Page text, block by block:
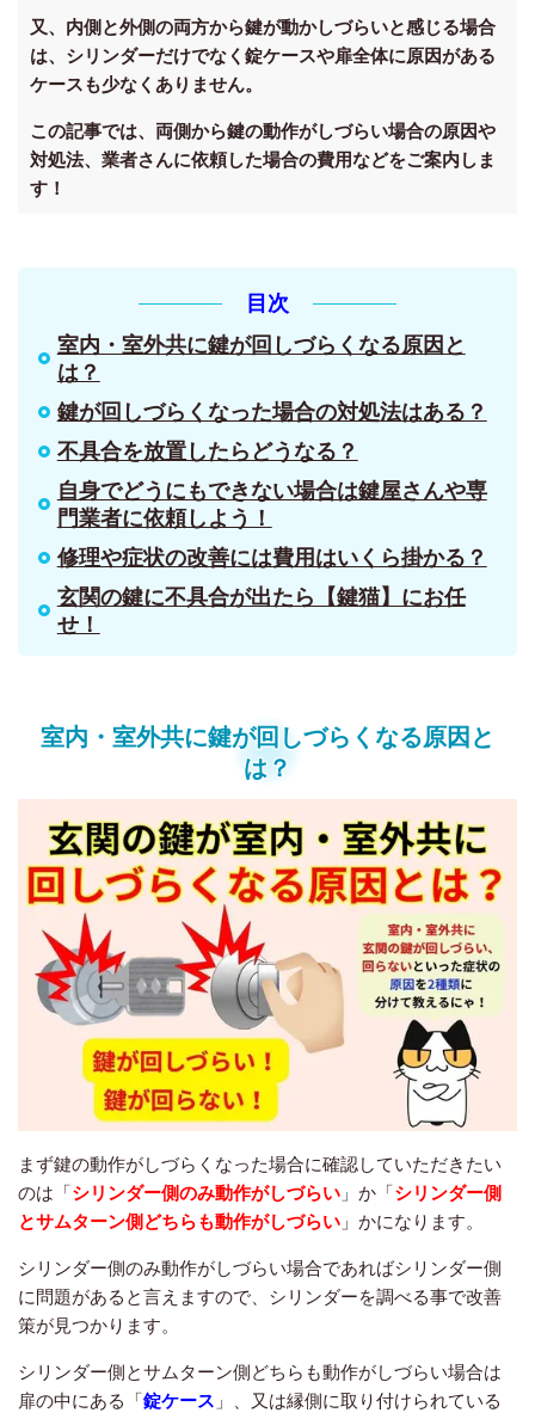
又、内側と外側の両方から鍵が動かしづらいと感じる場合
は、シリンダーだけでなく錠ケースや扉全体に原因がある
ケースも少なくありません。
この記事では、両側から鍵の動作がしづらい場合の原因や
対処法、業者さんに依頼した場合の費用などをご案内しま
す！
目次
室内・室外共に鍵が回しづらくなる原因と
は？
鍵が回しづらくなった場合の対処法はある？
不具合を放置したらどうなる？
自身でどうにもできない場合は鍵屋さんや専
門業者に依頼しよう！
修理や症状の改善には費用はいくら掛かる？
玄関の鍵に不具合が出たら【鍵猫】にお任
せ！
室内・室外共に鍵が回しづらくなる原因と
は？
まず鍵の動作がしづらくなった場合に確認していただきたい
のは「シリンダー側のみ動作がしづらい 」か「シリンダー側
とサムターン側どちらも動作がしづらい 」かになります。
シリンダー側のみ動作がしづらい場合であればシリンダー側
に問題があると言えますので、シリンダーを調べる事で改善
策が見つかります。
シリンダー側とサムターン側どちらも動作がしづらい場合は
扉の中にある「錠ケース 」、又は縁側に取り付けられている